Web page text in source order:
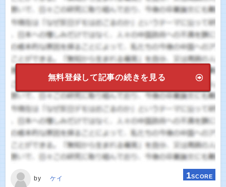
無料登録して記事の続きを見る
by ケイ 1SCORE